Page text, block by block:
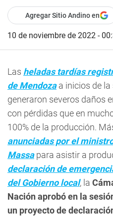
Agregar Sitio Andino en
10 de noviembre de 2022 -
Las heladas tardías
de Mendozaa inicios de la
generaron severos daños
con pérdidas que en
100% de la producción.
anunciadas por el
Massapara asistir a
declaración de
del Gobierno local, la
Nación aprobó en la
un proyecto de